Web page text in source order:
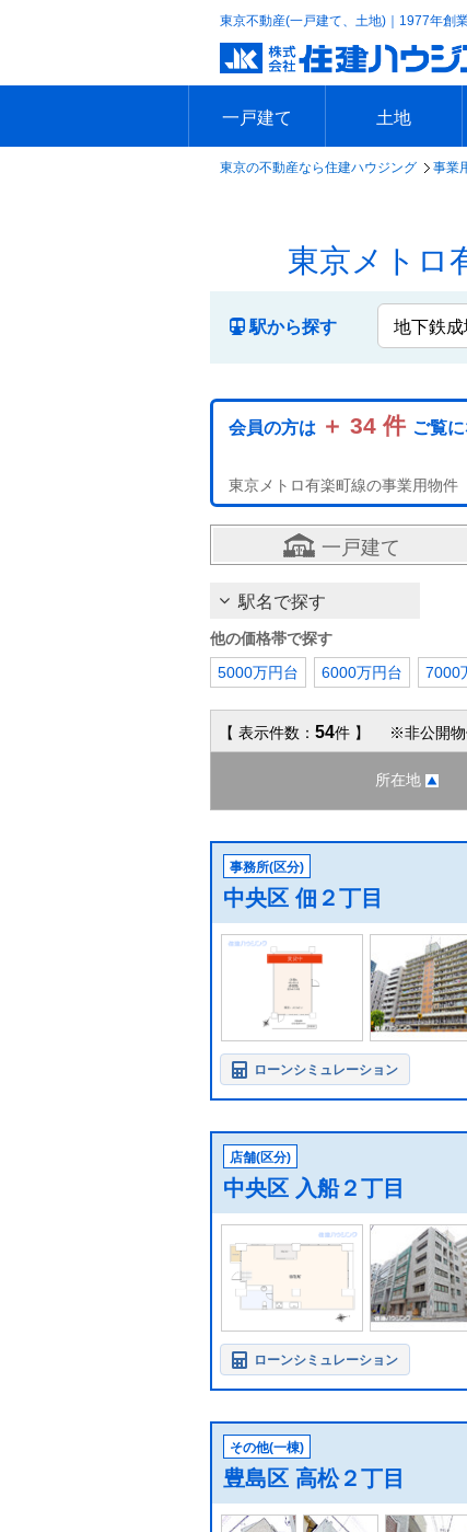
東京不動産(一戸建て、土地)｜1977年創
一戸建て
エリアで探す
沿線で探す
新築一戸建て
中古一戸建て
本日の新着物件
今週の新着物件
土地
エリアで探す
沿線で探す
本日の新着物件
今週の新着物件
東京の不動産なら住建ハウジング 事業
東京メトロ
駅から探す
会員の方は ＋ 34 件 ご覧
東京メトロ有楽町線の事業用物件
一戸建て
駅名で探す
他の価格帯で探す
5000万円台
6000万円台 7000
【 表示件数： 54件 】 ※非公開物
所在地
事務所(区分)
中央区 佃２丁目
ローンシミュレーション
店舗(区分)
中央区 入船２丁目
ローンシミュレーション
その他(一棟)
豊島区 高松２丁目